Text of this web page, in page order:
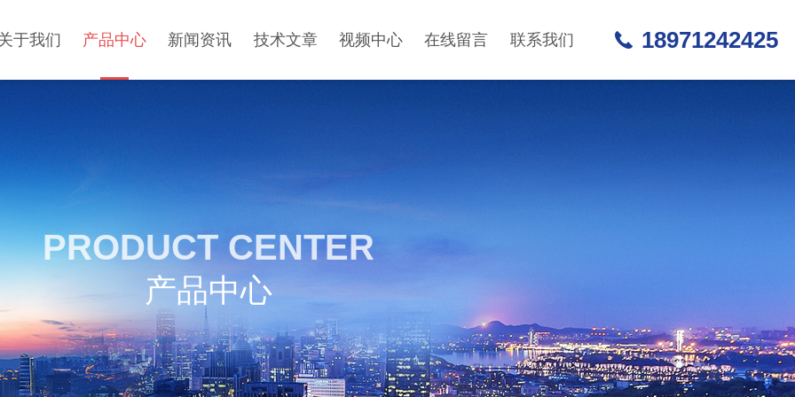
于我们 产品中心 新闻资讯 技术文章 视频中心 在线留言 联系我们 18971242425
PRODUCT CENTER
产品中心